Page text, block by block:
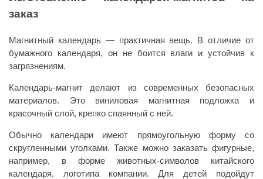
заказ
Магнитный календарь — практичная вещь. В отличие от
бумажного календаря, он не боится влаги и устойчив к
загрязнениям.
Календарь-магнит делают из современных безопасных
материалов. Это виниловая магнитная подложка и
красочный слой, крепко спаянный с ней.
Обычно календари имеют прямоугольную форму со
скругленными уголками. Также можно заказать фигурные,
например, в форме животных-символов китайского
календаря, логотипа компании. Для детей подойдут